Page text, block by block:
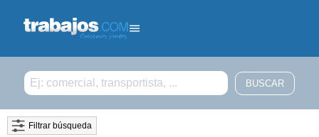
Filtrar búsqueda